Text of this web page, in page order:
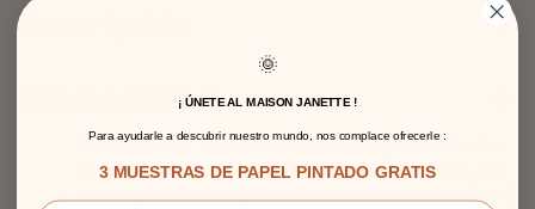
Descripción
Datos técnicos
ENTREGA: de 8 a 12 días. Nuestros productos no
se almacenan; un servicio de transporte pasa dos
veces por semana por nuestro proveedor. Lo ideal
🌞
¡ ÚNETE AL MAISON JANETTE !
Para ayudarle a descubrir nuestro mundo, nos complace ofrecerle :
3 MUESTRAS DE PAPEL PINTADO GRATIS